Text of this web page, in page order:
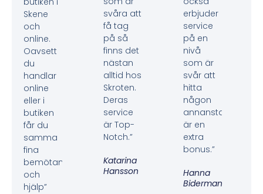
Skene
och
online.
Oavsett
du
handlar
online
eller i
butiken
får du
samma
fina
bemötande
och
hjälp”
svåra att
få tag
på så
finns det
nästan
alltid hos
Skroten.
Deras
service
är Top-
Notch.”
Katarina
Hansson
erbjuder
service
på en
nivå
som är
svår att
hitta
någon
annanstans
är en
extra
bonus.”
Hanna
Biderman